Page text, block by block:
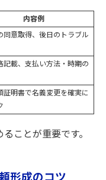
内容例
同意取得、後日のトラブル
記載、支払い方法・時期の
証明書で名義変更を確実に
ことが重要です。